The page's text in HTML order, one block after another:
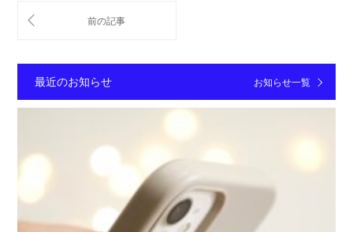
最近のお知らせ お知らせ一覧